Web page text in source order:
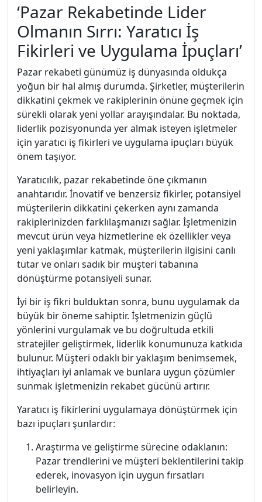
‘Pazar Rekabetinde Lider
Olmanın Sırrı: Yaratıcı İş
Fikirleri ve Uygulama İpuçları’
Pazar rekabeti günümüz iş dünyasında oldukça
yoğun bir hal almış durumda. Şirketler, müşterilerin
dikkatini çekmek ve rakiplerinin önüne geçmek için
sürekli olarak yeni yollar arayışındalar. Bu noktada,
liderlik pozisyonunda yer almak isteyen işletmeler
için yaratıcı iş fikirleri ve uygulama ipuçları büyük
önem taşıyor.
Yaratıcılık, pazar rekabetinde öne çıkmanın
anahtarıdır. İnovatif ve benzersiz fikirler, potansiyel
müşterilerin dikkatini çekerken aynı zamanda
rakiplerinizden farklılaşmanızı sağlar. İşletmenizin
mevcut ürün veya hizmetlerine ek özellikler veya
yeni yaklaşımlar katmak, müşterilerin ilgisini canlı
tutar ve onları sadık bir müşteri tabanına
dönüştürme potansiyeli sunar.
İyi bir iş fikri bulduktan sonra, bunu uygulamak da
büyük bir öneme sahiptir. İşletmenizin güçlü
yönlerini vurgulamak ve bu doğrultuda etkili
stratejiler geliştirmek, liderlik konumunuza katkıda
bulunur. Müşteri odaklı bir yaklaşım benimsemek,
ihtiyaçları iyi anlamak ve bunlara uygun çözümler
sunmak işletmenizin rekabet gücünü artırır.
Yaratıcı iş fikirlerini uygulamaya dönüştürmek için
bazı ipuçları şunlardır:
Araştırma ve geliştirme sürecine odaklanın:
Pazar trendlerini ve müşteri beklentilerini takip
ederek, inovasyon için uygun fırsatları
belirleyin.